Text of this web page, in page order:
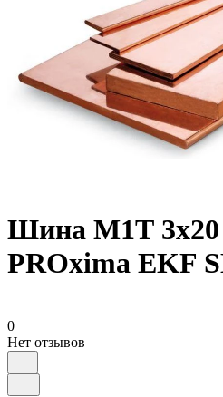
Шина М1Т 3х20
PROxima EKF
0
Нет отзывов